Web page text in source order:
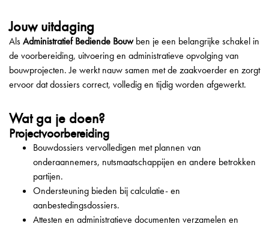
Jouw uitdaging
AlsAdministratief Bediende Bouwben je een belangrijke schakel in
de voorbereiding, uitvoering en administratieve opvolging van
bouwprojecten. Je werkt nauw samen met de zaakvoerder en zorgt
ervoor dat dossiers correct, volledig en tijdig worden afgewerkt.
Wat ga je doen?
Projectvoorbereiding
Bouwdossiers vervolledigen met plannen van
onderaannemers, nutsmaatschappijen en andere betrokken
partijen.
Ondersteuning bieden bij calculatie- en
aanbestedingsdossiers.
Attesten en administratieve documenten verzamelen en